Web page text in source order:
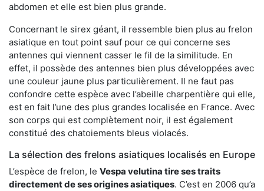
abdomen et elle est bien plus grande.
Concernant le sirex géant, il ressemble bien plus au frelon
asiatique en tout point sauf pour ce qui concerne ses
antennes qui viennent casser le fil de la similitude. En
effet, il possède des antennes bien plus développées avec
une couleur jaune plus particulièrement. Il ne faut pas
confondre cette espèce avec l’abeille charpentière qui elle,
est en fait l’une des plus grandes localisée en France. Avec
son corps qui est complètement noir, il est également
constitué des chatoiements bleus violacés.
La sélection des frelons asiatiques localisés en Europe
L’espèce de frelon, le Vespa velutina tire ses traits
directement de ses origines asiatiques. C’est en 2006 qu’a